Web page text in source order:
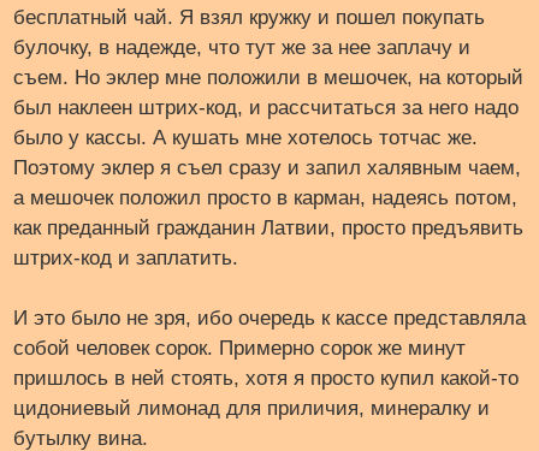
бесплатный чай. Я взял кружку и пошел покупать
булочку, в надежде, что тут же за нее заплачу и
съем. Но эклер мне положили в мешочек, на который
был наклеен штрих-код, и рассчитаться за него надо
было у кассы. А кушать мне хотелось тотчас же.
Поэтому эклер я съел сразу и запил халявным чаем,
а мешочек положил просто в карман, надеясь потом,
как преданный гражданин Латвии, просто предъявить
штрих-код и заплатить.
И это было не зря, ибо очередь к кассе представляла
собой человек сорок. Примерно сорок же минут
пришлось в ней стоять, хотя я просто купил какой-то
цидониевый лимонад для приличия, минералку и
бутылку вина.